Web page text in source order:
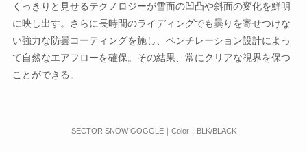
くっきりと見せるテクノロジーが雪面の凹凸や斜面の変化を鮮明
に映し出す。さらに長時間のライディングでも曇りを寄せつけな
い強力な防曇コーティングを施し、ベンチレーション設計によっ
て自然なエアフローを確保。その結果、常にクリアな視界を保つ
ことができる。
SECTOR SNOW GOGGLE｜Color：BLK/BLACK